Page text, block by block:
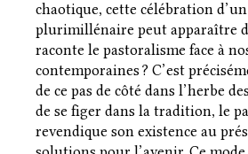
chaotique, cette célébration d’un
plurimillénaire peut apparaître
raconte le pastoralisme face à
contemporaines ? C’est
de ce pas de côté dans l’herbe
de se figer dans la tradition, le
revendique son existence au